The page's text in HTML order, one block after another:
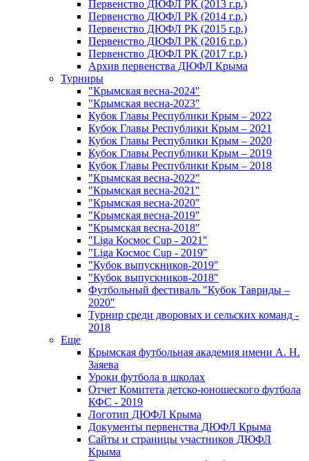
Первенство ДЮФЛ РК (2013 г.р.)
Первенство ДЮФЛ РК (2014 г.р.)
Первенство ДЮФЛ РК (2015 г.р.)
Первенство ДЮФЛ РК (2016 г.р.)
Первенство ДЮФЛ РК (2017 г.р.)
Архив первенства ДЮФЛ Крыма
Турниры
"Крымская весна-2024"
"Крымская весна-2023"
Кубок Главы Республики Крым – 2022
Кубок Главы Республики Крым – 2021
Кубок Главы Республики Крым – 2020
Кубок Главы Республики Крым – 2019
Кубок Главы Республики Крым – 2018
"Крымская весна-2022"
"Крымская весна-2021"
"Крымская весна-2020"
"Крымская весна-2019"
"Крымская весна-2018"
"Liga Космос Cup - 2021"
"Liga Космос Cup - 2019"
"Кубок выпускников-2019"
"Кубок выпускников-2018"
Футбольный фестиваль "Кубок Тавриды –
2020"
Турнир среди дворовых и сельских команд -
2018
Еще
Крымская футбольная академия имени А. Н.
Заяева
Уроки футбола в школах
Отчет Комитета детско-юношеского футбола
КФС - 2019
Логотип ДЮФЛ Крыма
Документы первенства ДЮФЛ Крыма
Сайты и страницы участников ДЮФЛ
Крыма